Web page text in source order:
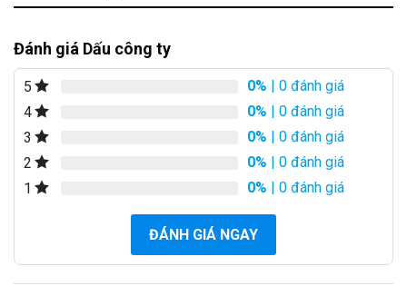
Đánh giá Dấu công ty
5 0% | 0 đánh giá
4
0% | 0 đánh giá
3
0% | 0 đánh giá
2
0% | 0 đánh giá
1
0% | 0 đánh giá
ĐÁNH GIÁ NGAY